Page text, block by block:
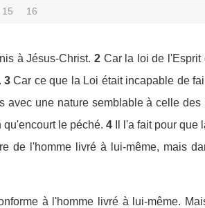
15 16
à Jésus-Christ. 2 Car la loi de
3 Car ce que la Loi était incapable de
une nature semblable à celle des
le péché. 4
Il l'a fait pour
de l'homme livré à lui-même, mais
à l'homme livré à lui-même.